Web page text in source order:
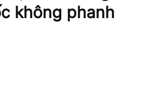
không phanh